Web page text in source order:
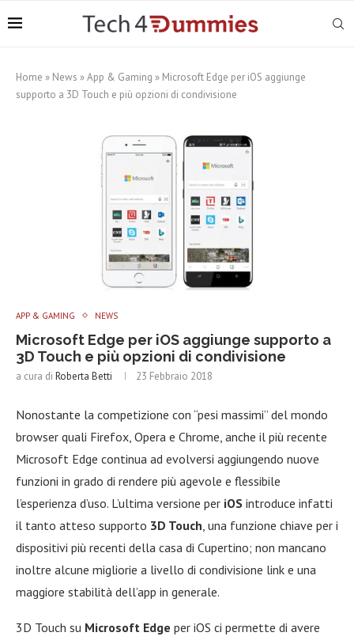
Home » News »App & Gaming » Microsoft Edge per iOS aggiunge
supporto a 3D Touch e più opzioni di condivisione
APP & GAMING NEWS
Microsoft Edge per iOS aggiunge supporto a
3D Touch e più opzioni di condivisione
a cura di Roberta Betti 23 Febbraio 2018
Nonostante la competizione con “pesi massimi” del mondo
browser quali Firefox, Opera e Chrome, anche il più recente
Microsoft Edge continua ad evolversi aggiungendo nuove
funzioni in grado di rendere più agevole e flessibile
l’esperienza d’uso. L’ultima versione per iOS introduce infatti
il tanto atteso supporto 3D Touch , una funzione chiave per i
dispositivi più recenti della casa di Cupertino; non mancano
inoltre alcune migliorie a livello di condivisione link e una
maggiore stabilità dell’app in generale.
3D Touch su Microsoft Edge per iOS ci permette di avere